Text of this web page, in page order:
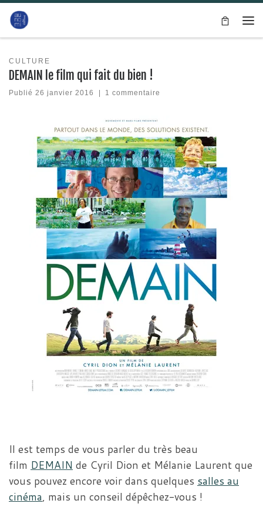
Passer au contenu
CULTURE
DEMAIN le film qui fait du bien !
Publié 26 janvier 2016 1 commentaire
Il est temps de vous parler du très beau
film DEMAIN de Cyril Dion et Mélanie Laurent que
vous pouvez encore voir dans quelques salles au
cinéma, mais un conseil dépêchez-vous !